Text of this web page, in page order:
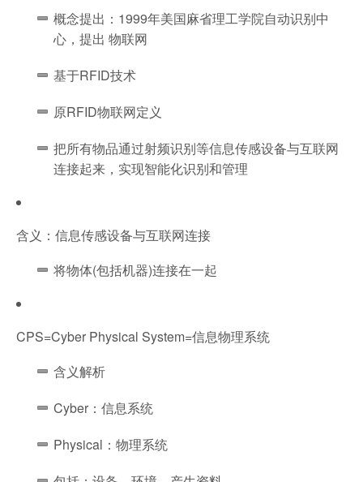
概念提出：1999年美国麻省理工学院自动识别中
心，提出 物联网
基于RFID技术
原RFID物联网定义
把所有物品通过射频识别等信息传感设备与互联网
连接起来，实现智能化识别和管理
含义：信息传感设备与互联网连接
将物体(包括机器)连接在一起
CPS=Cyber Physical System=信息物理系统
含义解析
Cyber：信息系统
Physical：物理系统